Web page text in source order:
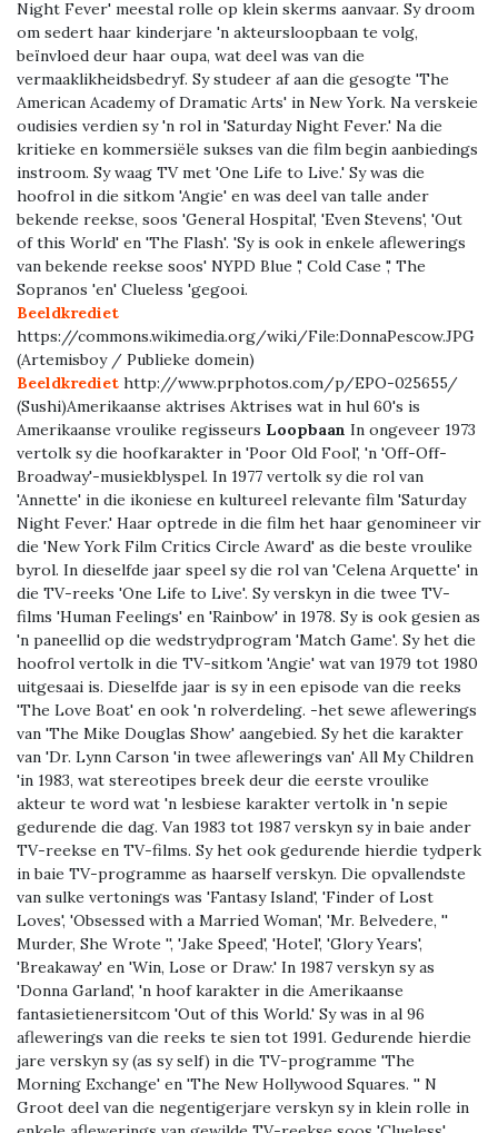
Night Fever' meestal rolle op klein skerms aanvaar. Sy droom
om sedert haar kinderjare 'n akteursloopbaan te volg,
beïnvloed deur haar oupa, wat deel was van die
vermaaklikheidsbedryf. Sy studeer af aan die gesogte 'The
American Academy of Dramatic Arts' in New York. Na verskeie
oudisies verdien sy 'n rol in 'Saturday Night Fever.' Na die
kritieke en kommersiële sukses van die film begin aanbiedings
instroom. Sy waag TV met 'One Life to Live.' Sy was die
hoofrol in die sitkom 'Angie' en was deel van talle ander
bekende reekse, soos 'General Hospital', 'Even Stevens', 'Out
of this World' en 'The Flash'. 'Sy is ook in enkele aflewerings
van bekende reekse soos' NYPD Blue ',' Cold Case ',' The
Sopranos 'en' Clueless 'gegooi.
Beeldkrediet
https://commons.wikimedia.org/wiki/File:DonnaPescow.JPG
(Artemisboy / Publieke domein)
Beeldkrediet http://www.prphotos.com/p/EPO-025655/
(Sushi)Amerikaanse aktrises Aktrises wat in hul 60's is
Amerikaanse vroulike regisseurs Loopbaan In ongeveer 1973
vertolk sy die hoofkarakter in 'Poor Old Fool', 'n 'Off-Off-
Broadway'-musiekblyspel. In 1977 vertolk sy die rol van
'Annette' in die ikoniese en kultureel relevante film 'Saturday
Night Fever.' Haar optrede in die film het haar genomineer vir
die 'New York Film Critics Circle Award' as die beste vroulike
byrol. In dieselfde jaar speel sy die rol van 'Celena Arquette' in
die TV-reeks 'One Life to Live'. Sy verskyn in die twee TV-
films 'Human Feelings' en 'Rainbow' in 1978. Sy is ook gesien as
'n paneellid op die wedstrydprogram 'Match Game'. Sy het die
hoofrol vertolk in die TV-sitkom 'Angie' wat van 1979 tot 1980
uitgesaai is. Dieselfde jaar is sy in een episode van die reeks
'The Love Boat' en ook 'n rolverdeling. -het sewe aflewerings
van 'The Mike Douglas Show' aangebied. Sy het die karakter
van 'Dr. Lynn Carson 'in twee aflewerings van' All My Children
'in 1983, wat stereotipes breek deur die eerste vroulike
akteur te word wat 'n lesbiese karakter vertolk in 'n sepie
gedurende die dag. Van 1983 tot 1987 verskyn sy in baie ander
TV-reekse en TV-films. Sy het ook gedurende hierdie tydperk
in baie TV-programme as haarself verskyn. Die opvallendste
van sulke vertonings was 'Fantasy Island', 'Finder of Lost
Loves', 'Obsessed with a Married Woman', 'Mr. Belvedere, ''
Murder, She Wrote '', 'Jake Speed', 'Hotel', 'Glory Years',
'Breakaway' en 'Win, Lose or Draw.' In 1987 verskyn sy as
'Donna Garland', 'n hoof karakter in die Amerikaanse
fantasietienersitcom 'Out of this World.' Sy was in al 96
aflewerings van die reeks te sien tot 1991. Gedurende hierdie
jare verskyn sy (as sy self) in die TV-programme 'The
Morning Exchange' en 'The New Hollywood Squares. '' N
Groot deel van die negentigerjare verskyn sy in klein rolle in